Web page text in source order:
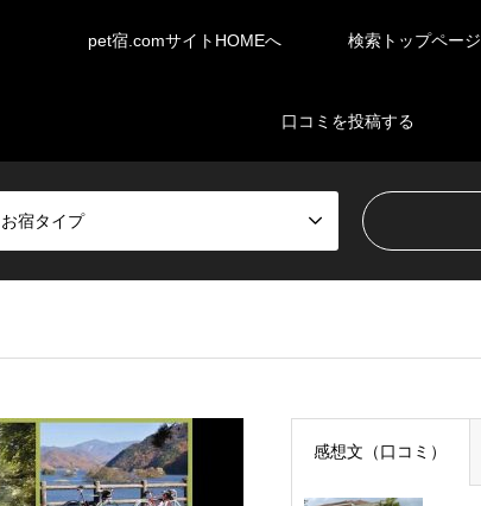
pet宿.comサイトHOMEへ 検索トップページ
口コミを投稿する
お宿タイプ
感想文（口コミ）